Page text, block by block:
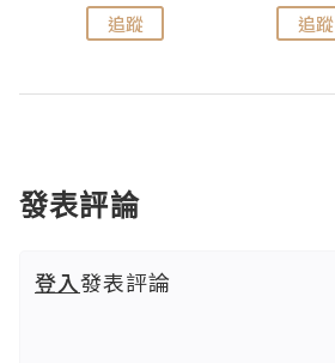
追蹤 追蹤
發表評論
登入發表評論